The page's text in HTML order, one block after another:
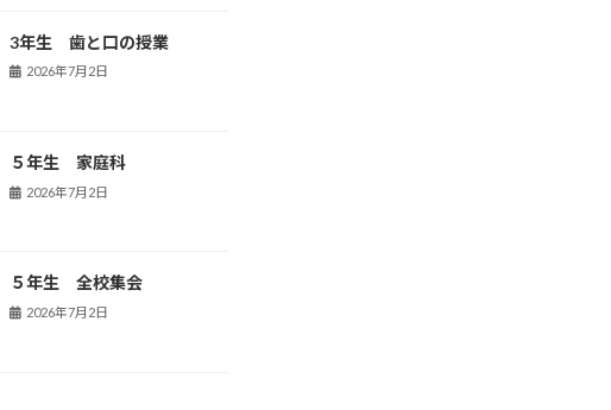
3年生 歯と口の授業
2026年7月2日
５年生 家庭科
2026年7月2日
５年生 全校集会
2026年7月2日